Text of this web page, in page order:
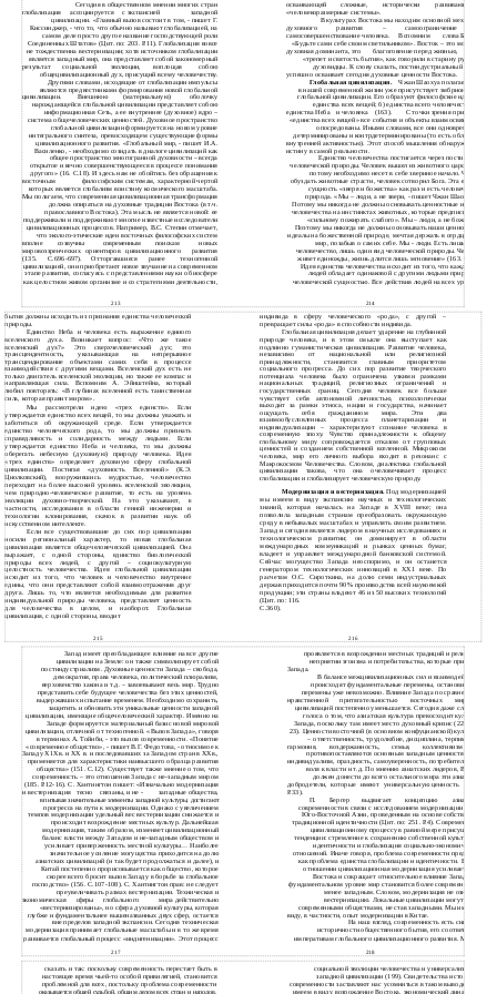
Сегодня в общественном мнении многих стран осваивающей сложные, исторически развивающиеся
глобализация ассоциируется с экспансией западной
«человекоразмерные системы».
цивилизации. «Главный вызов состоит в том, - пишет Г.
В культурах Востока мы находим основной механизм
Киссинджер, - что то, что обычно называют глобализацией, на
духовного развития – самоограничение
самом деле просто другое название господствующей роли
самосовершенствование человека. Вспомним
слова Будды:
Соединенных Штатов» (Цит. по: 203. Р.11). Глобализация вовсе
«Будьте сами себе своим светильником». Восток – это могучая
не тождественна вестернизации; хотя источником глобализации
духовная доминанта, это благоговение перед жизнью,
является западный мир, она представляет собой закономерный
«трепет и святость бытия», как говорили в старину русские
результат социальной эволюции, воплощая собою духовидцы. К слову сказать, постиндустриальный Запад
общецивилизационный дух, присущий всему человечеству.
успешно осваивает сегодня духовные ценности Востока.
Другими словами, исходящие от глобализации импульсы
Глобальная цивилизация.
Чжан Шаохуа полагает, что
являются предвестниками формирования новой глобальной
в нашей современной жизни уже присутствует эмбрион духа
цивилизации. Внешнюю (материальную) оболочку глобальной цивилизации. Его образуют философские идеи: а)
нарождающейся глобальной цивилизации представляет собою
единства всех вещей; б) единства всего человечества; в)
информационная Сеть, а ее внутреннее (духовное) ядро –
единства Неба и человека (163). С точки зрения принципа
система общечеловеческих ценностей. Духовное пространство «единства всех вещей» все события и объекты взаимосвязаны и
глобальной цивилизации формируется на новом уровне
опосредованы. Иными словами, все они одновременно
интегрального синтеза, превосходящем существующие формы
детерминированы и контрдетерминированы (то есть обладают
цивилизационного развития. «Глобальный мир, - пишет И.А.
внутренней активностью). Этот способ мышления обнаруживает
Василенко, - необходимо созидать в диалоге цивилизаций как
истину в самой реальности.
общее пространство многогранной духовности – всегда
Единство человечества постигается через постижение
открытое и вечно совершенствующееся в процессе понимания
человеческой природы. Человек вышел из животного царства, и
другого» (16. С.18). И здесь нам не обойтись без обращения к
потому необходимо несет в себе звериное начало. Чтобы
восточным философским системам, характерной чертой обуздать животные страсти, человек сотворил Бога. Эта единая
которых является глобализм воистину космического масштаба.
сущность «зверя и божества» как раз и есть человеческая
Мы полагаем, что современная цивилизационная трансформация
природа. «Мы – люди, а не звери, - пишет Чжан Шаохуа. –
должна опираться на духовные традиции Востока (в т.ч.
Потому мы никогда не должны основывать ценностные идеалы
православного Востока). Эта мысль не является новой: ее
человечества на инстинктах животных, которые предписывают
поддерживали и поддерживают многие известные исследователи
«сильному пожирать слабого». Мы – люди, а не божества.
цивилизационных процессов. Например, В.С. Степин отмечает,
Поэтому мы никогда не должны основывать наши ценностные
что эколого-этические идеи восточных философских систем идеалы на божественной природе, мечтая держать в сердце весь
вполне созвучны современным поискам новых
мир, позабыв о самих себе. Мы - люди. Есть лишь одно
мировоззренческих
ориентиров цивилизационного развития человечество, лишь один вид человеческой природы. Человек
(135. С.696-697). Отторгавшиеся ранее техногенной живет единожды, жизнь длится лишь мгновение» (163. С.20).
цивилизацией, они приобретают новое звучание на современном
Идея единства человечества исходит из того, что каждый из
этапе развития, согласуясь с представлениями науки о биосфере
людей обладает одинаковой с другими людьми природно-
как целостном живом организме и со стратегиями деятельности,
человеческой сущностью. Все действия людей на всех уровнях
213 214
бытия должны исходить из признания единства человеческой
природы.
Единство Неба и человека есть выражение единого
вселенского духа. Возникает вопрос: «Что же такое
вселенский дух?» Это сверхчеловеческий дух; это
трансцендентность, указывающая на непрерывное
трансцендирование объектами самих себя в процессе
взаимодействия с другими вещами. Вселенский дух есть не
только двигатель вселенской эволюции, но также ее компас и
направляющая сила. Вспомним А. Эйнштейна, который
любил повторять: «В глубинах вселенной есть таинственная
сила, которая правит миром».
Мы рассмотрели идею «трех единств». Если
утверждается единство всех вещей, то мы должны уважать и
заботиться об окружающей среде. Если утверждается
единство человеческого рода, то мы должны признать
справедливость и солидарность между людьми. Если
утверждается единство Неба и человека, то мы должны
оберегать небесную (духовную) природу человека. Идея
«трех единств» определяет духовную сферу глобальной
цивилизации. Постигая «духовность Вселенной» (К.Э.
Циолковский), вооружившись мудростью, человечество
переходит на более высокий уровень вселенской эволюции,
чем природно-человеческое развитие, то есть на уровень
эволюции духовно-творческой. На это указывают, в
частности, исследования в области генной инженерии и
технологии клонирования, скачок в развитии наук об
искусственном интеллекте.
Если все существовавшие до сих пор цивилизации
носили региональный характер, то новая глобальная
цивилизация является общечеловеческой цивилизацией. Она
выражает, с одной стороны, единство биологической
природы всех людей, с другой – социокультурную
целостность человечества. Идея глобальной цивилизации
исходит из того, что человек и человечество внутренне
едины, что они представляют собой взаимоотражения друг
друга. Лишь то, что является необходимым для развития
индивидуальной природы человека, представляет ценность
для человечества в целом, и наоборот. Глобальная
цивилизация, с одной стороны, вводит
индивида в сферу человеческого «рода», с другой –
превращает силы «рода» в способности индивида.
Глобальная цивилизация делает ударение на глубинной
природе человека, и в этом смысле она выступает как
подлинно гуманистическая цивилизация. Развитие человека,
независимо от национальной или религиозной
принадлежности, становится главным приоритетом
социального прогресса. До сих пор развитие творческого
потенциала человека было ограничена узкими рамками
национальных традиций, религиозных ограничений и
государственных границ. Сегодня человек все больше
чувствует себя автономной личностью, психологически
выходит за рамки этноса, нации и государства, начинает
ощущать себя гражданином мира. Эти два
взаимообусловленных процесса планетаризации и
индивидуализации – характеризуют сознание человека в
современную эпоху. Чувство принадлежности к общему
глобальному миру сопровождается отказом от групповых
ценностей и созданием собственной вселенной. Микрокосм
человека, мир его личного выбора входит в резонанс с
Макрокосмом Человечества. Словом, диалектика глобальной
цивилизации такова, что она очеловечивает процесс
глобализации и глобализирует человеческую природу.
Модернизация и вестернизация.Под модернизацией
мы имеем в виду экспансию научных и технологических
знаний, которая началась на Западе в ХVIII веке; она
позволила западным странам преобразовать окружающую
среду в небывалых масштабах и управлять своим развитием.
Запад и сегодня является лидером в научных исследованиях и
технологическом развитии; он доминирует в области
международных коммуникаций и рынках ценных бумаг,
владеет и управляет международной банковской системой.
Сейчас могущество Запада неоспоримо, и он останется
генератором технологических инноваций в ХХ1 веке. По
расчетам О.С. Сироткина, на долю семи индустриальных
держав приходится почти 90% производства всей наукоемкой
продукции; эти страны владеют 46 из 50 высоких технологий
(Цит. по: 116.
С.360).
215 216
Запад имеет преобладающее влияние на все другие
проявляется в возрождении местных традиций и религий, в
цивилизации на Земле: он также символизирует собой
неприятии эгоизма и потребительства, которые пришли с
постиндустриализм. Духовные ценности Запада – свобода,
Запада.
демократия, права человека, политический плюрализм,
В балансе межцивилизационных сил и взаимодействий
верховенство закона и т.д. – завоевывают весь мир. Трудно
происходят фундаментальные перемены, остановить эти
представить себе будущее человечества без этих ценностей,
перемены уже невозможно. Влияние Запада по сравнению с
выдержавших испытание временем. Необходимо сохранить,
нравственной притягательностью восточных
мировых
защитить и обновить эти уникальные ценности западной
цивилизаций постепенно уменьшается. Сегодня даже слышны
цивилизации, имеющие общечеловеческий характер. Именно на
голоса о том, что азиатская культура превосходит культуру
Западе формируется материальный базис новой мировой
Запада, поскольку там имеет место духовный кризис (224. Р.5-
цивилизации, отличной от техногенной. «Вызов Запада», говоря
23). Ценности восточной (в основном конфуцианской) культуры
в терминах А. Тойнби, - это вызов современности. «Понятие
– ответственность, трудолюбие, дисциплина, терпимость,
«современное общество», - пишет В.Г. Федотова, - относимое к
гармония, воздержанность, семья, коллективизм
Западу Х1Хв. и ХХ в. и последовавших за Западом стран в ХХв.,
противопоставляются основным западным ценностям, как
применяется для характеристики наивысшего образца развития
индивидуализм, праздность, самоуверенность, потребительство,
общества» (151. С.12). Существует также мнение о том, что
воля к власти и т.д. По мнению азиатских лидеров, Восток
современность – это отношения Запада с не-западным миром
должен донести до всего остального мира эти азиатские
(185. Р.12-16). С. Хантингтон пишет: «Изначально модернизация
добродетели, которые имеют универсальную ценность
и вестернизация
тесно связаны, и не - западные общества, Р.33).
впитывая значительные элементы западной культуры, достигают П. Бергер выдвигает концепцию азиатской
прогресса на пути к модернизации. Однако с увеличением
современности в связи с исследованием модернизации стран
темпов модернизации удельный вес вестернизации снижается и
Юго-Восточной Азии, проведенным на основе собственной
происходит возрождение местных культур. Дальнейшая
традиционной идентичности (Цит. по: 251. Р.4). Современному
модернизация, таким образом, изменяет цивилизационный
цивилизационному процессу в равной мере присущи две
баланс власти между Западом и не-западным обществом и
тенденции: стремление к сохранению собственной культурной
усиливает приверженность местной культуры… Наиболее
идентичности и глобализация социально-экономических
значительное усиление могущества приходится на долю
отношений. Иначе говоря, проблема современности предстает
азиатских цивилизаций (и так будет продолжаться и далее), и
как проблема единства глобализации и идентичности. В этом
Китай постепенно прорисовывается как общество, которое
отношении цивилизационная модернизация усиливает роль
скорее всего бросит вызов Западу в борьбе за глобальное
Востока и сокращает относительное влияние Запада. На
господство» (156. С.107-108). С. Хантингтон прав: не следует
фундаментальном уровне мир становится более современным и
преувеличивать размах вестернизации. Техническая и
менее западным. Словом, модернизация не означает
экономическая
сферы глобального мира действительно вестернизацию. Локальные цивилизации могут стать
«вестернизированы», но сфера духовной культуры, которая
современными обществами, не став западными. Мы имеем в
глубже и фундаментальнее вышеназванных двух сфер, остается
виду, в частности, опыт модернизации в Китае.
вне пределов западной экспансии. Сегодня техническая На наш взгляд, современность есть синоним
модернизация принимает глобальные масштабы и в то же время историчности общественного бытия, его соответствия
развивается глобальный процесс «индигенизации». Этот процесс императивам глобального цивилизационного развития. Можно
217 218
сказать и так: поскольку современность перестает быть в
социальной эволюции человечества и универсализацию
настоящее время чьей-то особой привилегией, становится
западной цивилизации (199). Свидетельства истории и
проблемной для всех, постольку проблема современности
современности заставляют нас усомниться в таком выводе. Мы
оказывается общей судьбой, общим делом всех стран и народов.
имеем в виду возрождение Востока, экономический динамизм